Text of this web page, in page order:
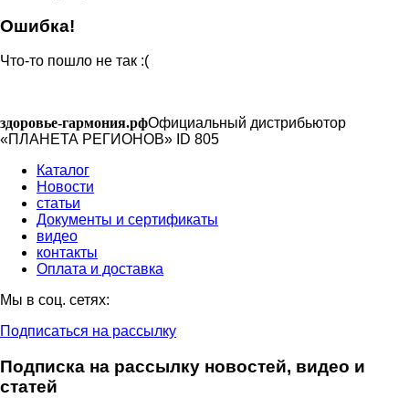
Ошибка!
Что-то пошло не так :(
здоровье-гармония.рфОфициальный дистрибьютор
«ПЛАНЕТА РЕГИОНОВ» ID 805
Каталог
Новости
статьи
Документы и сертификаты
видео
контакты
Оплата и доставка
Мы в соц. сетях:
Подписаться на рассылку
Подписка на рассылку новостей, видео и
статей